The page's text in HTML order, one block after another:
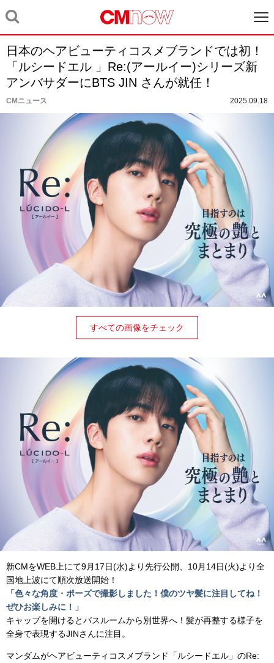
⽇本のヘアビューティコスメブランドでは初！
「ルシードエル 」Re:(アールイー)シリーズ新
アンバサダーにBTS JIN さんが就任！
CMニュース 2025.09.18
すべての画像をチェック
新CMをWEB上にて9⽉17⽇(⽔)より先⾏公開、10⽉14⽇(⽕)より全
国地上波にて順次放送開始！
「⾊々な⾓度・ポーズで撮影しました！僕のツヤ髪に注⽬してね！
ぜひお楽しみに！」
キャップを開けるとバスルームから別世界へ！髪が再整する様⼦を
全⾝で表現するJINさんに注⽬。
マンダムがヘアビューティコスメブランド「ルシードエル」のRe: